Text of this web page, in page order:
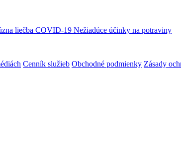
liečba COVID-19 Nežiadúce účinky na potraviny
Cenník služieb Obchodné podmienky Zásady